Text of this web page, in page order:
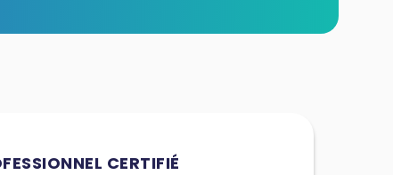
CERTIFIÉ